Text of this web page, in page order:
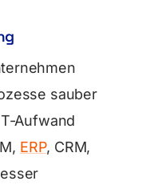
sauber
Aufwand
ERP, CRM,